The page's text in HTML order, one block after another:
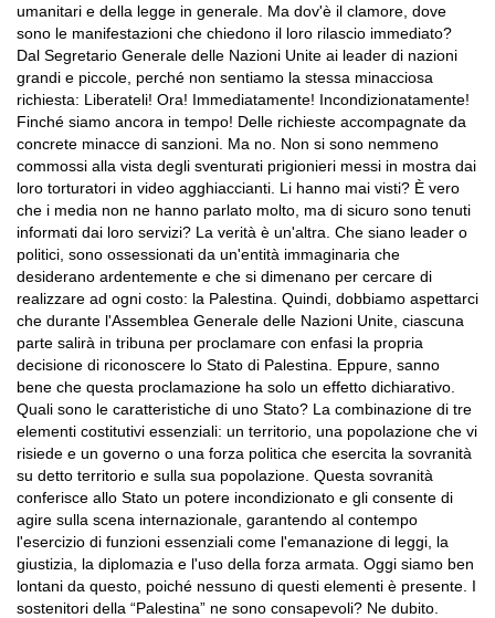
umanitari e della legge in generale. Ma dov'è il clamore, dove
sono le manifestazioni che chiedono il loro rilascio immediato?
Dal Segretario Generale delle Nazioni Unite ai leader di nazioni
grandi e piccole, perché non sentiamo la stessa minacciosa
richiesta: Liberateli! Ora! Immediatamente! Incondizionatamente!
Finché siamo ancora in tempo! Delle richieste accompagnate da
concrete minacce di sanzioni. Ma no. Non si sono nemmeno
commossi alla vista degli sventurati prigionieri messi in mostra dai
loro torturatori in video agghiaccianti. Li hanno mai visti? È vero
che i media non ne hanno parlato molto, ma di sicuro sono tenuti
informati dai loro servizi? La verità è un'altra. Che siano leader o
politici, sono ossessionati da un'entità immaginaria che
desiderano ardentemente e che si dimenano per cercare di
realizzare ad ogni costo: la Palestina. Quindi, dobbiamo aspettarci
che durante l'Assemblea Generale delle Nazioni Unite, ciascuna
parte salirà in tribuna per proclamare con enfasi la propria
decisione di riconoscere lo Stato di Palestina. Eppure, sanno
bene che questa proclamazione ha solo un effetto dichiarativo.
Quali sono le caratteristiche di uno Stato? La combinazione di tre
elementi costitutivi essenziali: un territorio, una popolazione che vi
risiede e un governo o una forza politica che esercita la sovranità
su detto territorio e sulla sua popolazione. Questa sovranità
conferisce allo Stato un potere incondizionato e gli consente di
agire sulla scena internazionale, garantendo al contempo
l'esercizio di funzioni essenziali come l'emanazione di leggi, la
giustizia, la diplomazia e l'uso della forza armata. Oggi siamo ben
lontani da questo, poiché nessuno di questi elementi è presente. I
sostenitori della “Palestina” ne sono consapevoli? Ne dubito.